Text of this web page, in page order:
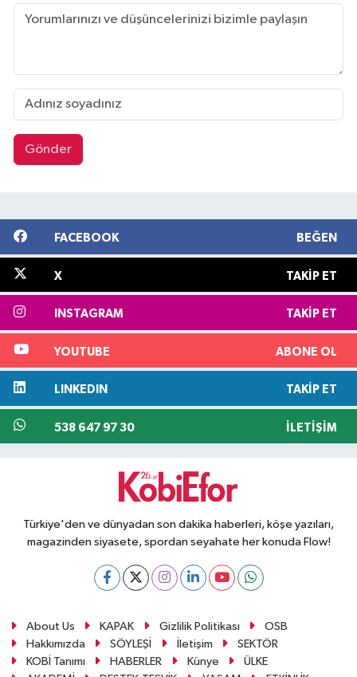
Gönder
FACEBOOK BEĞEN
X TAKIP ET
INSTAGRAM TAKIP ET
YOUTUBE ABONE OL
LINKEDIN TAKIP ET
538 647 97 30 İLETIŞIM
Türkiye'den ve dünyadan son dakika haberleri, köşe yazıları,
magazinden siyasete, spordan seyahate her konuda Flow!
About Us KAPAK Gizlilik Politikası
OSB
Hakkımızda
SÖYLEŞİ İletişim
SEKTÖR
KOBİ Tanımı
HABERLER Künye
ÜLKE